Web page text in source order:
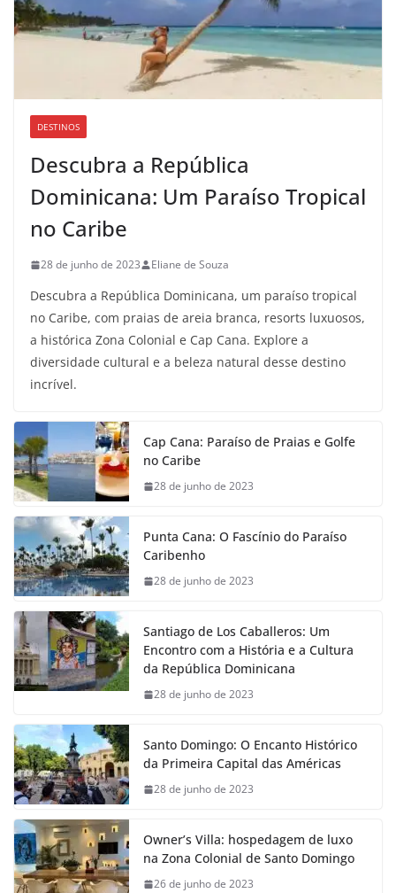
DESTINOS
Descubra a República
Dominicana: Um Paraíso Tropical
no Caribe
28 de junho de 2023 Eliane de Souza
Descubra a República Dominicana, um paraíso tropical
no Caribe, com praias de areia branca, resorts luxuosos,
a histórica Zona Colonial e Cap Cana. Explore a
diversidade cultural e a beleza natural desse destino
incrível.
Cap Cana: Paraíso de Praias e Golfe
no Caribe
28 de junho de 2023
Punta Cana: O Fascínio do Paraíso
Caribenho
28 de junho de 2023
Santiago de Los Caballeros: Um
Encontro com a História e a Cultura
da República Dominicana
28 de junho de 2023
Santo Domingo: O Encanto Histórico
da Primeira Capital das Américas
28 de junho de 2023
Owner’s Villa: hospedagem de luxo
na Zona Colonial de Santo Domingo
26 de junho de 2023